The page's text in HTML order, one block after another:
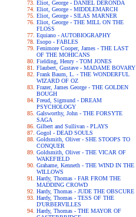
Eliot, George - DANIEL DERONDA
Eliot, George - MIDDLEMARCH
Eliot, George - SILAS MARNER
Eliot, George - THE MILL ON THE
FLOSS
Equiano - AUTOBIOGRAPHY
Esopo - FABLES
Fenimore Cooper, James - THE LAST
OF THE MOHICANS
Fielding, Henry - TOM JONES
Flaubert, Gustave - MADAME BOVARY
Frank Baum, L. - THE WONDERFUL
WIZARD OF OZ
Frazer, James George - THE GOLDEN
BOUGH
Freud, Sigmund - DREAM
PSYCHOLOGY
Galsworthy, John - THE FORSYTE
SAGA
Gilbert and Sullivan - PLAYS
Gogol - DEAD SOULS
Goldsmith, Oliver - SHE STOOPS TO
CONQUER
Goldsmith, Oliver - THE VICAR OF
WAKEFIELD
Grahame, Kenneth - THE WIND IN THE
WILLOWS
Hardy, Thomas - FAR FROM THE
MADDING CROWD
Hardy, Thomas - JUDE THE OBSCURE
Hardy, Thomas - TESS OF THE
D'URBERVILLES
Hardy, Thomas - THE MAYOR OF